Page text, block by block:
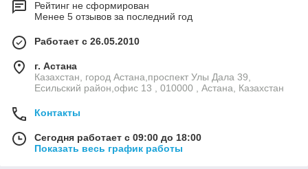
Рейтинг не сформирован
Менее 5 отзывов за последний год
Работает с 26.05.2010
г. Астана
Казахстан, город Астана,проспект Улы Дала 39,
Есильский район,офис 13 , 010000 , Астана, Казахстан
Контакты
Сегодня работает с 09:00 до 18:00
Показать весь график работы